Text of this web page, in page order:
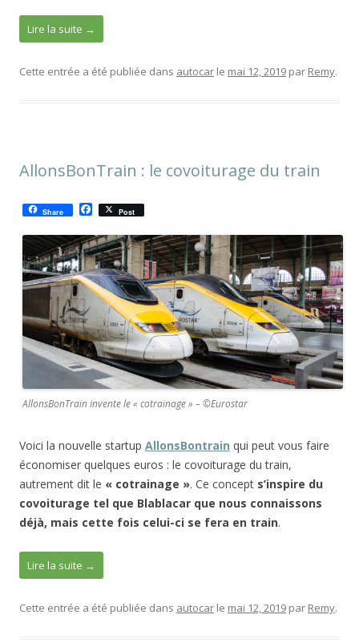
Lire la suite →
Cette entrée a été publiée dans autocar le mai 12, 2019 par Remy.
AllonsBonTrain : le covoiturage du train
Share
a
c
e
b
o
o
k
Post
AllonsBonTrain invente le « cotrainage » – ©Eurostar
Voici la nouvelle startup AllonsBontrain qui peut vous faire
économiser quelques euros : le covoiturage du train,
autrement dit le « cotrainage ». Ce concept s’inspire du
covoiturage tel que Blablacar que nous connaissons
déjà, mais cette fois celui-ci se fera en train.
Lire la suite →
Cette entrée a été publiée dans autocar le mai 12, 2019 par Remy.